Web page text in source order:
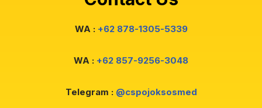
WA : +62 878-1305-5339
WA : +62 857-9256-3048
Telegram : @cspojoksosmed